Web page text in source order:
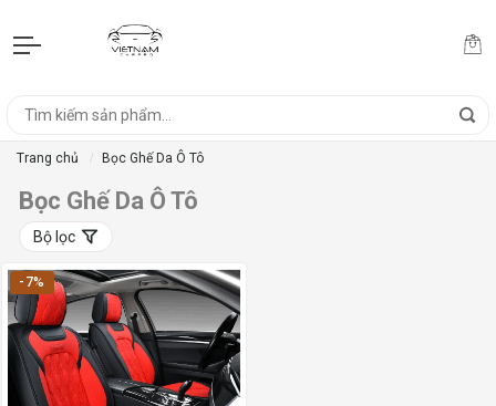
Trang chủ Bọc Ghế Da Ô Tô
Bọc Ghế Da Ô Tô
Bộ lọc
-7%